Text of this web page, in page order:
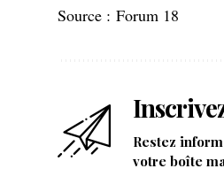
Source :Forum 18
Restez
votre boîte